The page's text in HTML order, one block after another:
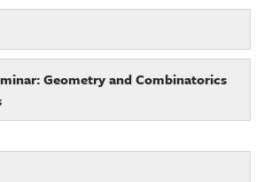
Geometry and Combinatorics